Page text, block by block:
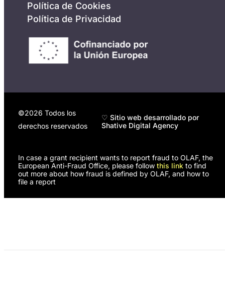
Política de Cookies
Política de Privacidad
©2026 Todos los
derechos reservados
♡ Sitio web desarrollado por
Shative Digital Agency
In case a grant recipient wants to report fraud to OLAF, the
European Anti-Fraud Office, please follow this link to find
out more about how fraud is defined by OLAF, and how to
file a report